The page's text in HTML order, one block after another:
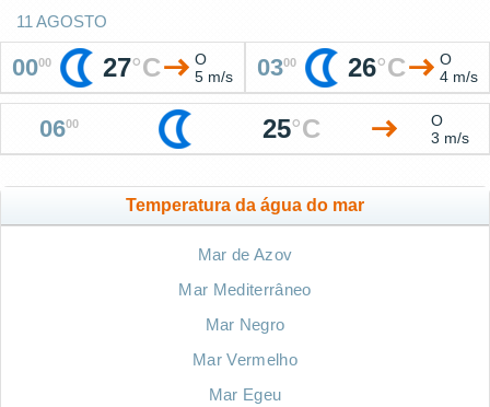
11 AGOSTO
0000 27°C
O
5 m/s
0300 26°C
O
4 m/s
0600 25°C
O
3 m/s
Temperatura da água do mar
Mar de Azov
Mar Mediterrâneo
Mar Negro
Mar Vermelho
Mar Egeu